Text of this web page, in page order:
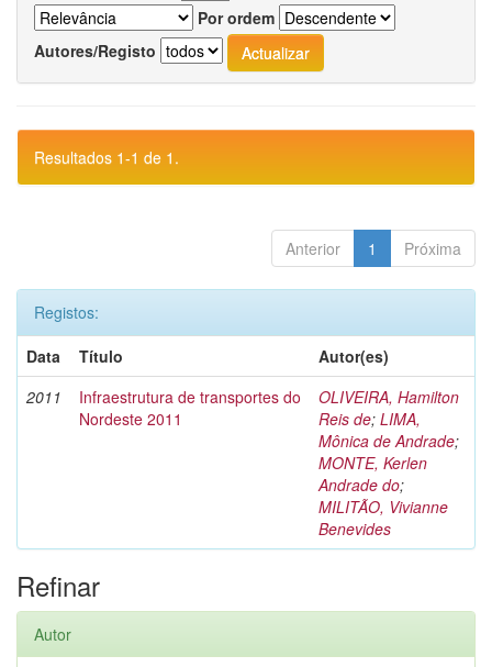
Por ordem
Autores/Registo
Resultados 1-1 de 1.
Anterior 1 Próxima
Registos:
Data
Título
Autor(es)
2011
Infraestrutura de transportes do
Nordeste 2011
OLIVEIRA, Hamilton
Reis de; LIMA,
Mônica de Andrade;
MONTE, Kerlen
Andrade do;
MILITÃO, Vivianne
Benevides
Refinar
Autor